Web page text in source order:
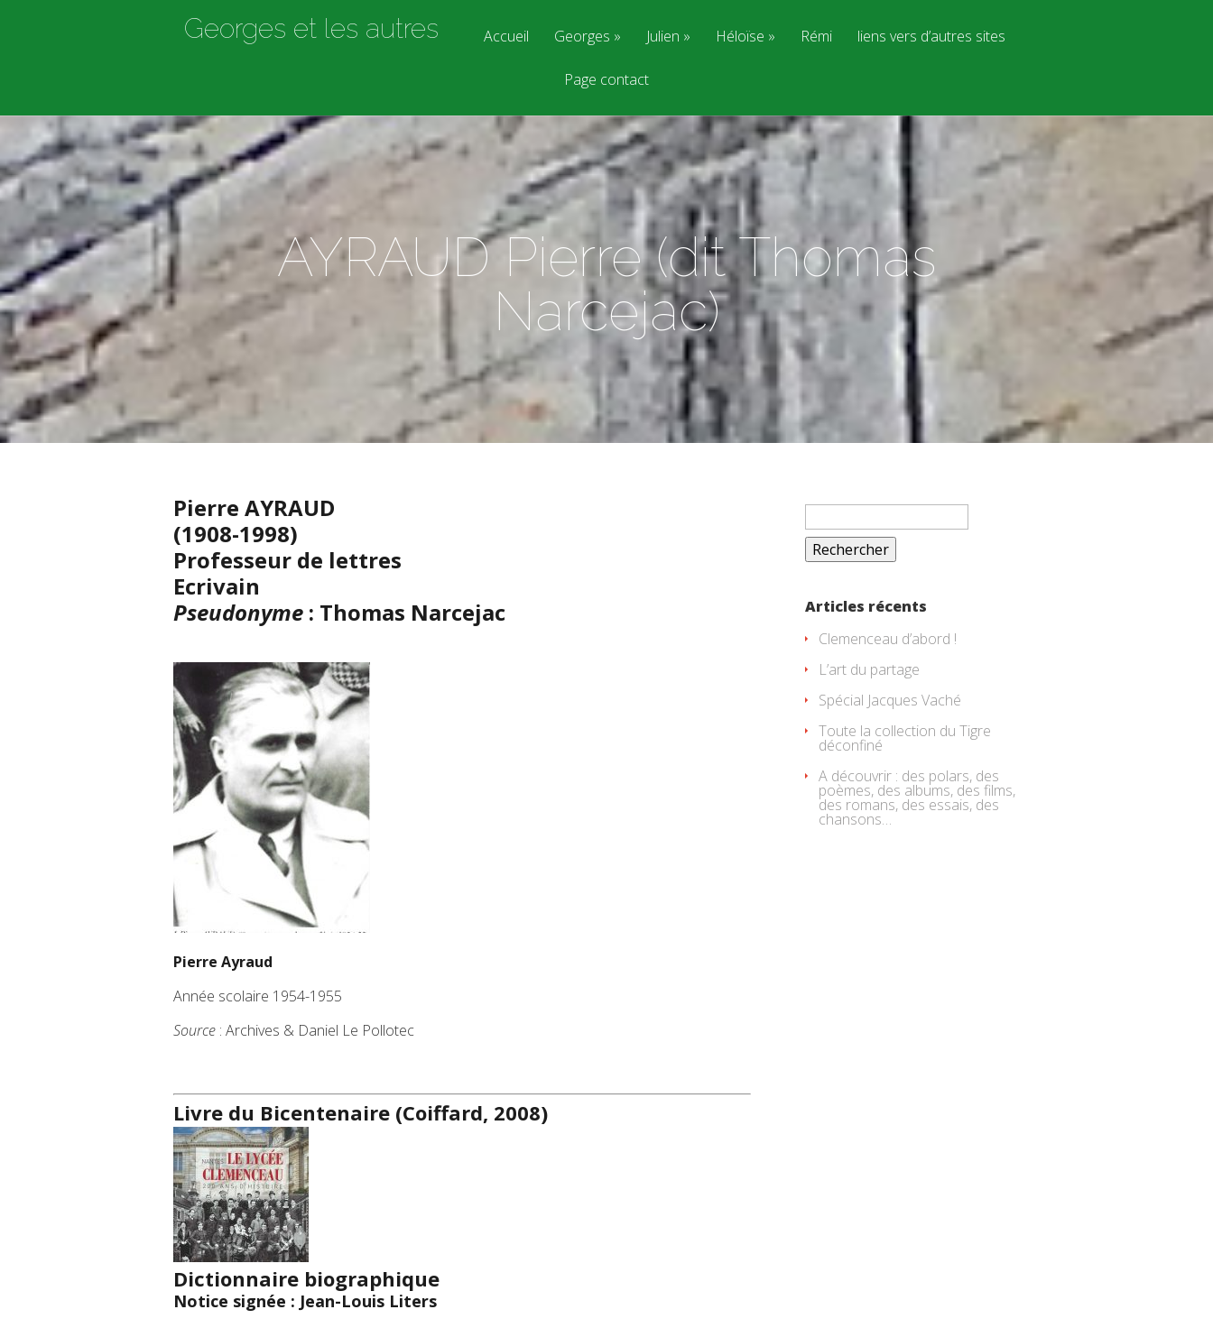
Georges et les autres Accueil Georges Julien Héloïse Rémi liens vers d’autres sites
Page contact
AYRAUD Pierre (dit Thomas
Narcejac)
Pierre AYRAUD
(1908-1998)
Professeur de lettres
Ecrivain
Pseudonyme : Thomas Narcejac
Pierre Ayraud
Année scolaire 1954-1955
Source : Archives & Daniel Le Pollotec
Livre du Bicentenaire (Coiffard, 2008)
Dictionnaire biographique
Notice signée : Jean-Louis Liters
Rechercher :
Articles récents
Clemenceau d’abord !
L’art du partage
Spécial Jacques Vaché
Toute la collection du Tigre
déconfiné
A découvrir : des polars, des
poèmes, des albums, des films,
des romans, des essais, des
chansons…